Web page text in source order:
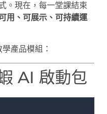
。現在，每一堂課結束
用、可展示、可持續運
產品模組：
AI 啟動包